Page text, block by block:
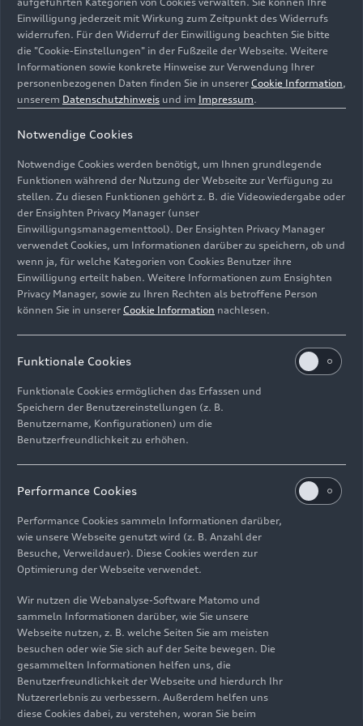
Matteo Haitzmann(l.), Franca Luisa Burandt und Anne-
Suse Enßle(r.) Darsteller der Salzburger Festspiele
während ihrer Performance auf der Bühne des Kinosaals
im Audi museum mobile.
Bild-Nr: A251287 · Copyright: AUDI AG
Rechte: Verwendung für Pressezwecke honorarfrei
ImpressumRechtliches
Hinweisgebersystem
Informationen zur BarrierefreiheitKontakt
© 2026 AUDI AG. Alle Rechte vorbehalten.
EN
Die Angaben zu Kraftstoffverbrauch, Stromverbrauch, CO₂-
Emissionen und elektrischer Reichweite wurden nach dem
gesetzlich vorgeschriebenen Messverfahren „Worldwide
Harmonized Light Vehicles Test Procedure“ (WLTP) gemäß
Verordnung (EG) 715/2007 ermittelt. Zusatzausstattungen und
Zubehör (Anbauteile, Reifenformat usw.) können relevante
Einwilligung jederzeit mit Wirkung zum Zeitpunkt des Widerrufs
widerrufen. Für den Widerruf der Einwilligung beachten Sie bitte
die "Cookie-Einstellungen" in der Fußzeile der Webseite. Weitere
Informationen sowie konkrete Hinweise zur Verwendung Ihrer
personenbezogenen Daten finden Sie in unserer Cookie Information,
unserem Datenschutzhinweis und im Impressum.
Notwendige Cookies
Notwendige Cookies werden benötigt, um Ihnen grundlegende
Funktionen während der Nutzung der Webseite zur Verfügung zu
stellen. Zu diesen Funktionen gehört z. B. die Videowiedergabe oder
der Ensighten Privacy Manager (unser
Einwilligungsmanagementtool). Der Ensighten Privacy Manager
verwendet Cookies, um Informationen darüber zu speichern, ob und
wenn ja, für welche Kategorien von Cookies Benutzer ihre
Einwilligung erteilt haben. Weitere Informationen zum Ensighten
Privacy Manager, sowie zu Ihren Rechten als betroffene Person
können Sie in unserer Cookie Information nachlesen.
Funktionale Cookies
Funktionale Cookies ermöglichen das Erfassen und
Speichern der Benutzereinstellungen (z. B.
Benutzername, Konfigurationen) um die
Benutzerfreundlichkeit zu erhöhen.
Performance Cookies
Performance Cookies sammeln Informationen darüber,
wie unsere Webseite genutzt wird (z. B. Anzahl der
Besuche, Verweildauer). Diese Cookies werden zur
Optimierung der Webseite verwendet.
Wir nutzen die Webanalyse-Software Matomo und
sammeln Informationen darüber, wie Sie unsere
Webseite nutzen, z. B. welche Seiten Sie am meisten
besuchen oder wie Sie sich auf der Seite bewegen. Die
gesammelten Informationen helfen uns, die
Benutzerfreundlichkeit der Webseite und hierdurch Ihr
Nutzererlebnis zu verbessern. Außerdem helfen uns
diese Cookies dabei, zu verstehen, woran Sie beim